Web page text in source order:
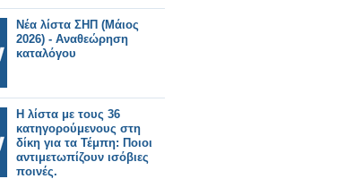
Νέα λίστα ΣΗΠ (Μάιος
2026) - Αναθεώρηση
καταλόγου
Η λίστα με τους 36
κατηγορούμενους στη
δίκη για τα Τέμπη: Ποιοι
αντιμετωπίζουν ισόβιες
ποινές.